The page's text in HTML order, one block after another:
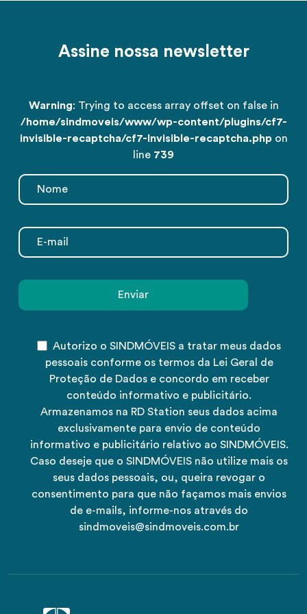
Assine nossa newsletter
Warning: Trying to access array offset on false in
/home/sindmoveis/www/wp-content/plugins/cf7-
invisible-recaptcha/cf7-Invisible-recaptcha.php on
line 739
Autorizo o SINDMÓVEIS a tratar meus dados
pessoais conforme os termos da Lei Geral de
Proteção de Dados e concordo em receber
conteúdo informativo e publicitário.
Armazenamos na RD Station seus dados acima
exclusivamente para envio de conteúdo
informativo e publicitário relativo ao SINDMÓVEIS.
Caso deseje que o SINDMÓVEIS não utilize mais os
seus dados pessoais, ou, queira revogar o
consentimento para que não façamos mais envios
de e-mails, informe-nos através do
sindmoveis@sindmoveis.com.br